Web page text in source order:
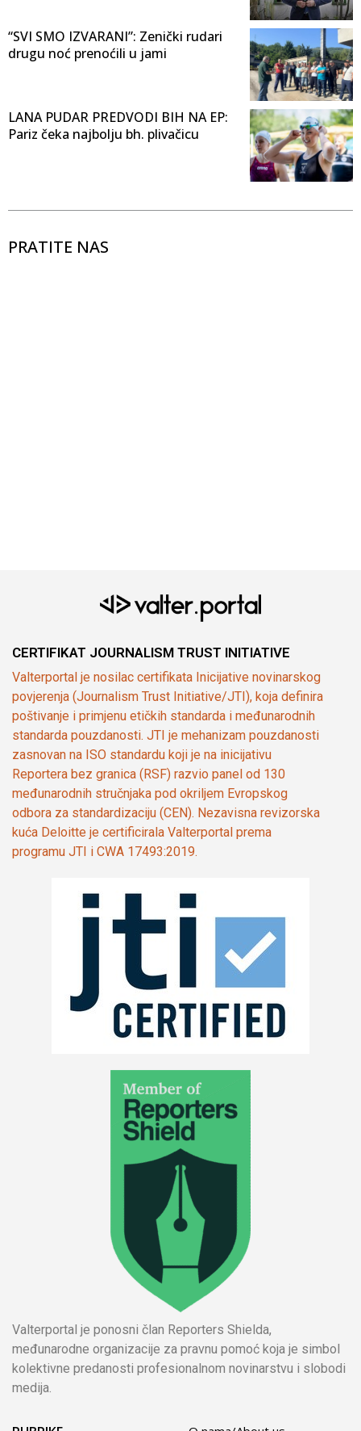
“SVI SMO IZVARANI”: Zenički rudari
drugu noć prenoćili u jami
LANA PUDAR PREDVODI BIH NA EP:
Pariz čeka najbolju bh. plivačicu
PRATITE NAS
CERTIFIKAT JOURNALISM TRUST INITIATIVE
Valterportal je nosilac certifikata Inicijative novinarskog
povjerenja (Journalism Trust Initiative/JTI), koja definira
poštivanje i primjenu etičkih standarda i međunarodnih
standarda pouzdanosti. JTI je mehanizam pouzdanosti
zasnovan na ISO standardu koji je na inicijativu
Reportera bez granica (RSF) razvio panel od 130
međunarodnih stručnjaka pod okriljem Evropskog
odbora za standardizaciju (CEN). Nezavisna revizorska
kuća Deloitte je certificirala Valterportal prema
programu JTI i CWA 17493:2019.
Valterportal je ponosni član Reporters Shielda,
međunarodne organizacije za pravnu pomoć koja je simbol
kolektivne predanosti profesionalnom novinarstvu i slobodi
medija.